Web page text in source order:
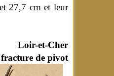
27,7 cm et leur
Loir-et-Cher
fracture de pivot